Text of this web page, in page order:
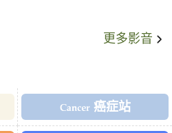
更多影音
癌症站